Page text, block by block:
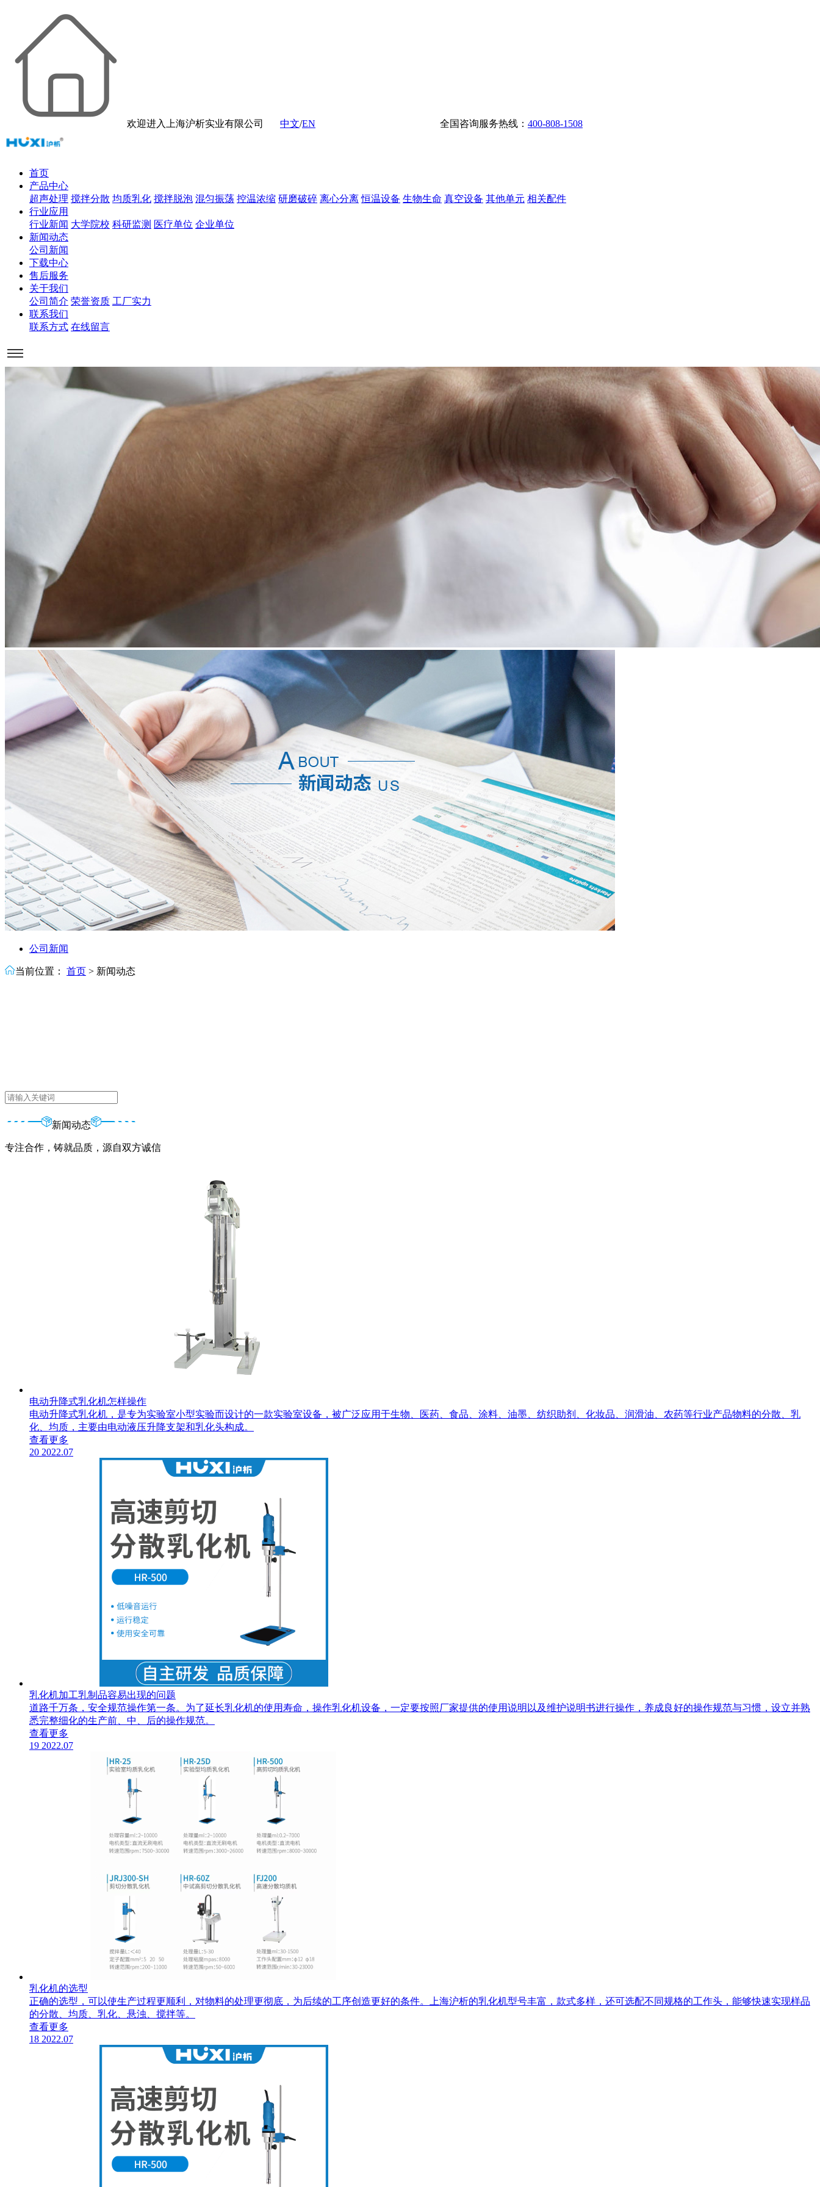
欢迎进入上海沪析实业有限公司 中文/EN 全国咨询服务热线： 400-808-1508
首页
产品中心
超声处理 搅拌分散 均质乳化 搅拌脱泡 混匀振荡 控温浓缩 研磨破碎 离心分离 恒温设备 生物生命 真空设备 其他单元 相关配件
行业应用
行业新闻 大学院校 科研监测 医疗单位 企业单位
新闻动态
公司新闻
下载中心
售后服务
关于我们
公司简介 荣誉资质 工厂实力
联系我们
联系方式 在线留言
公司新闻
当前位置： 首页 > 新闻动态
新闻动态
专注合作，铸就品质，源自双方诚信
电动升降式乳化机怎样操作
​电动升降式乳化机，是专为实验室小型实验而设计的一款实验室设备，被广泛应用于生物、医药、食品、涂料、油墨、纺织助剂、化妆品、润滑油、农药等行业产品物料的分散、乳
化、均质，主要由电动液压升降支架和乳化头构成。
查看更多
20 2022.07
乳化机加工乳制品容易出现的问题
道路千万条，安全规范操作第一条。为了延长乳化机的使用寿命，操作乳化机设备，一定要按照厂家提供的使用说明以及维护说明书进行操作，养成良好的操作规范与习惯，设立并熟
悉完整细化的生产前、中、后的操作规范。
查看更多
19 2022.07
乳化机的选型
正确的选型，可以使生产过程更顺利，对物料的处理更彻底，为后续的工序创造更好的条件。上海沪析的乳化机型号丰富，款式多样，还可选配不同规格的工作头，能够快速实现样品
的分散、均质、乳化、悬浊、搅拌等。
查看更多
18 2022.07